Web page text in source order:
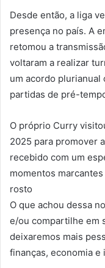
Desde então, a liga
presença no país. A
retomou a
voltaram a realizar
um acordo plurianual
partidas de pré-
O próprio Curry
2025 para promover
recebido com um
momentos
rosto
O que achou dessa
e/ou compartilhe em
deixaremos mais
finanças, economia e